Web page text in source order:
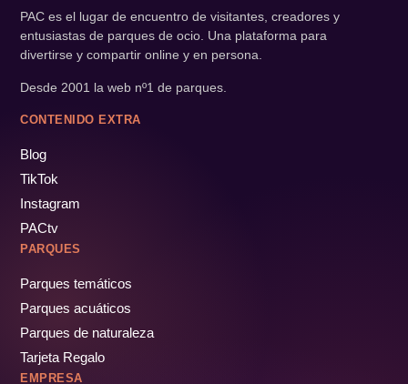
PAC es el lugar de encuentro de visitantes, creadores y
entusiastas de parques de ocio. Una plataforma para
divertirse y compartir online y en persona.
Desde 2001 la web nº1 de parques.
CONTENIDO EXTRA
Blog
TikTok
Instagram
PACtv
PARQUES
Parques temáticos
Parques acuáticos
Parques de naturaleza
Tarjeta Regalo
EMPRESA